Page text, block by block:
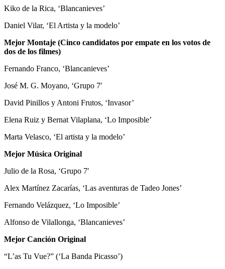
Kiko de la Rica, ‘Blancanieves’
Daniel Vilar, ‘El Artista y la modelo’
Mejor Montaje (Cinco candidatos por empate en los votos de
dos de los filmes)
Fernando Franco, ‘Blancanieves’
José M. G. Moyano, ‘Grupo 7′
David Pinillos y Antoni Frutos, ‘Invasor’
Elena Ruiz y Bernat Vilaplana, ‘Lo Imposible’
Marta Velasco, ‘El artista y la modelo’
Mejor Música Original
Julio de la Rosa, ‘Grupo 7′
Alex Martínez Zacarías, ‘Las aventuras de Tadeo Jones’
Fernando Velázquez, ‘Lo Imposible’
Alfonso de Vilallonga, ‘Blancanieves’
Mejor Canción Original
“L’as Tu Vue?” (‘La Banda Picasso’)